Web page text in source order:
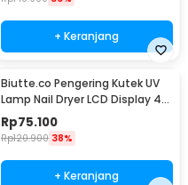
+ Keranjang
Biutte.co Pengering Kutek UV
Lamp Nail Dryer LCD Display 45
LED 120W - Dmoley SUNX5MAX
Rp75.100
Rp120.900 38%
+ Keranjang